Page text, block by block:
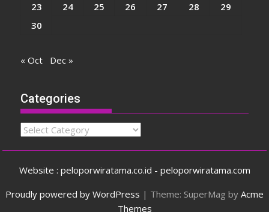
23
24 25 26 27 28
29
30
« Oct Dec »
Categories
Categories
Website : peloporwiratama.co.id - peloporwiratama.com
Proudly powered by WordPress | Theme: SuperMag by Acme
Themes